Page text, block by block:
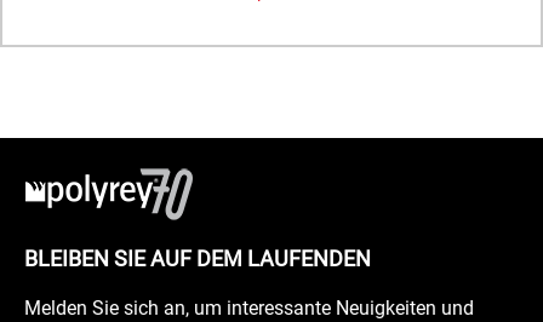
Bitte aktualisieren Sie die ausgewählten Filter, um
BLEIBEN SIE AUF DEM LAUFENDEN
Melden Sie sich an, um interessante Neuigkeiten und